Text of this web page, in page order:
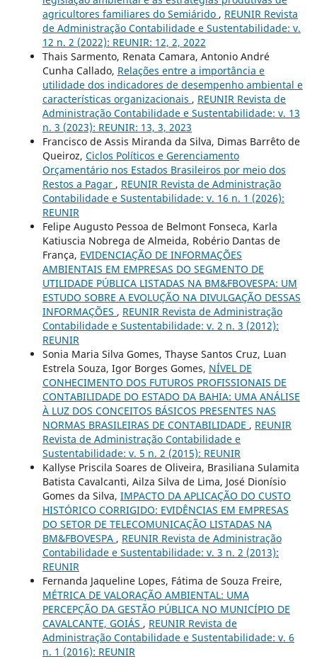
agricultores familiares do Semiárido , REUNIR Revista
de Administração Contabilidade e Sustentabilidade: v.
12 n. 2 (2022): REUNIR: 12, 2, 2022
Thais Sarmento, Renata Camara, Antonio André
Cunha Callado, Relações entre a importância e
utilidade dos indicadores de desempenho ambiental e
características organizacionais , REUNIR Revista de
Administração Contabilidade e Sustentabilidade: v. 13
n. 3 (2023): REUNIR: 13, 3, 2023
Francisco de Assis Miranda da Silva, Dimas Barrêto de
Queiroz, Ciclos Políticos e Gerenciamento
Orçamentário nos Estados Brasileiros por meio dos
Restos a Pagar , REUNIR Revista de Administração
Contabilidade e Sustentabilidade: v. 16 n. 1 (2026):
REUNIR
Felipe Augusto Pessoa de Belmont Fonseca, Karla
Katiuscia Nobrega de Almeida, Robério Dantas de
França, EVIDENCIAÇÃO DE INFORMAÇÕES
AMBIENTAIS EM EMPRESAS DO SEGMENTO DE
UTILIDADE PÚBLICA LISTADAS NA BM&FBOVESPA: UM
ESTUDO SOBRE A EVOLUÇÃO NA DIVULGAÇÃO DESSAS
INFORMAÇÕES , REUNIR Revista de Administração
Contabilidade e Sustentabilidade: v. 2 n. 3 (2012):
REUNIR
Sonia Maria Silva Gomes, Thayse Santos Cruz, Luan
Estrela Souza, Igor Borges Gomes, NÍVEL DE
CONHECIMENTO DOS FUTUROS PROFISSIONAIS DE
CONTABILIDADE DO ESTADO DA BAHIA: UMA ANÁLISE
À LUZ DOS CONCEITOS BÁSICOS PRESENTES NAS
NORMAS BRASILEIRAS DE CONTABILIDADE , REUNIR
Revista de Administração Contabilidade e
Sustentabilidade: v. 5 n. 2 (2015): REUNIR
Kallyse Priscila Soares de Oliveira, Brasiliana Sulamita
Batista Cavalcanti, Ailza Silva de Lima, José Dionísio
Gomes da Silva, IMPACTO DA APLICAÇÃO DO CUSTO
HISTÓRICO CORRIGIDO: EVIDÊNCIAS EM EMPRESAS
DO SETOR DE TELECOMUNICAÇÃO LISTADAS NA
BM&FBOVESPA , REUNIR Revista de Administração
Contabilidade e Sustentabilidade: v. 3 n. 2 (2013):
REUNIR
Fernanda Jaqueline Lopes, Fátima de Souza Freire,
MÉTRICA DE VALORAÇÃO AMBIENTAL: UMA
PERCEPÇÃO DA GESTÃO PÚBLICA NO MUNICÍPIO DE
CAVALCANTE, GOIÁS , REUNIR Revista de
Administração Contabilidade e Sustentabilidade: v. 6
n. 1 (2016): REUNIR